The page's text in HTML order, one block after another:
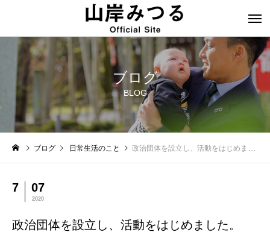
ブログ
BLOG
ブログ 日常生活のこと 政治団体を設立し、活動をはじめました。
7 07
2020
政治団体を設立し、活動をはじめました。